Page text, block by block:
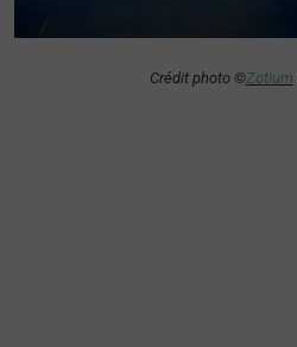
Crédit photo ©Zotium